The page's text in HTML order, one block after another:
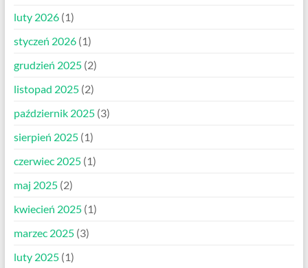
luty 2026(1)
styczeń 2026(1)
grudzień 2025(2)
listopad 2025(2)
październik 2025(3)
sierpień 2025(1)
czerwiec 2025(1)
maj 2025(2)
kwiecień 2025(1)
marzec 2025(3)
luty 2025(1)